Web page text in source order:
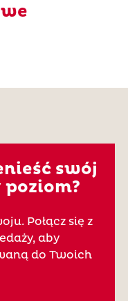
swój
poziom?
Połącz się z
aby
do Twoich